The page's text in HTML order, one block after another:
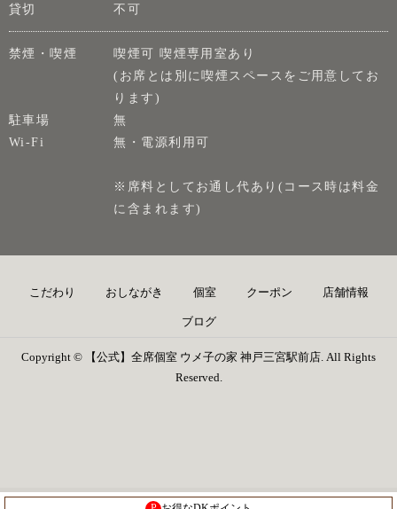
貸切
不可
禁煙・喫煙
喫煙可 喫煙専用室あり
(お席とは別に喫煙スペースをご用意してお
ります)
駐車場
無
Wi-Fi
無・電源利用可
※席料としてお通し代あり(コース時は料金
に含まれます)
こだわり おしながき 個室 クーポン 店舗情報
ブログ
Copyright © 【公式】全席個室 ウメ子の家 神戸三宮駅前店. All Rights
Reserved.